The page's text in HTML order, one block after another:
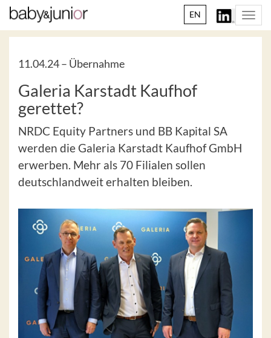
EN
11.04.24 – Übernahme
Galeria Karstadt Kaufhof
gerettet?
NRDC Equity Partners und BB Kapital SA
werden die Galeria Karstadt Kaufhof GmbH
erwerben. Mehr als 70 Filialen sollen
deutschlandweit erhalten bleiben.